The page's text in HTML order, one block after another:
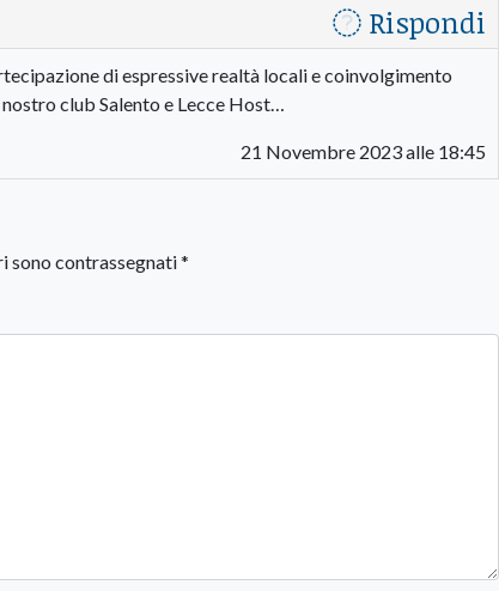
Rispondi
di espressive realtà locali e coinvolgimento
club Salento e Lecce Host…
21 Novembre 2023 alle 18:45
sono contrassegnati*